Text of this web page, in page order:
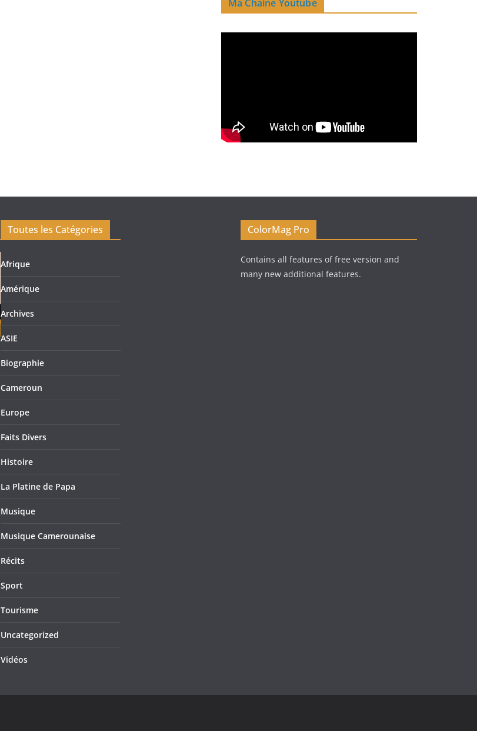
Ma Chaine Youtube
Toutes les Catégories
Afrique
Amérique
Archives
ASIE
Biographie
Cameroun
Europe
Faits Divers
Histoire
La Platine de Papa
Musique
Musique Camerounaise
Récits
Sport
Tourisme
Uncategorized
Vidéos
ColorMag Pro
Contains all features of free version and
many new additional features.